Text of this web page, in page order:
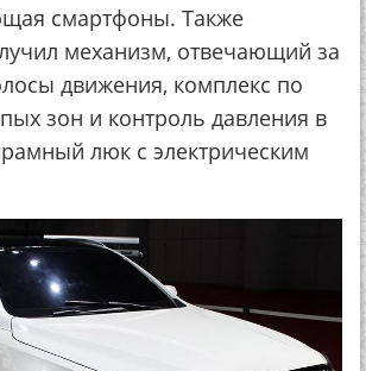
смартфоны. Также
механизм, отвечающий за
движения, комплекс по
зон и контроль давления в
люк с электрическим